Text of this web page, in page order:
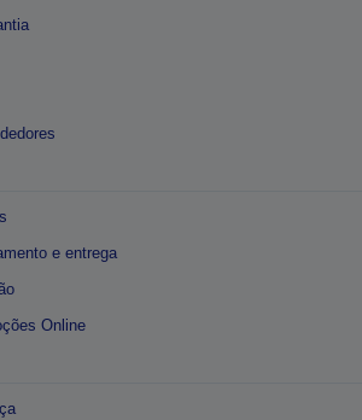
e entrega
Online